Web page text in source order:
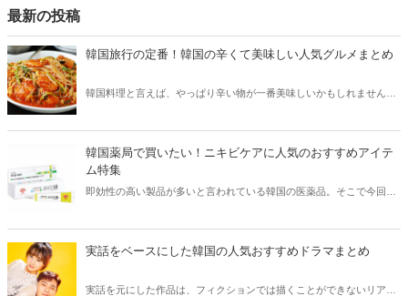
最新の投稿
韓国旅行の定番！韓国の辛くて美味しい人気グルメまとめ
韓国料理と言えば、やっぱり辛い物が一番美味しいかもしれません。
方も必見です。
韓国薬局で買いたい！ニキビケアに人気のおすすめアイテ
ム特集
即効性の高い製品が多いと言われている韓国の医薬品。そこで今回は
う。
実話をベースにした韓国の人気おすすめドラマまとめ
実話を元にした作品は、フィクションでは描くことができないリアル